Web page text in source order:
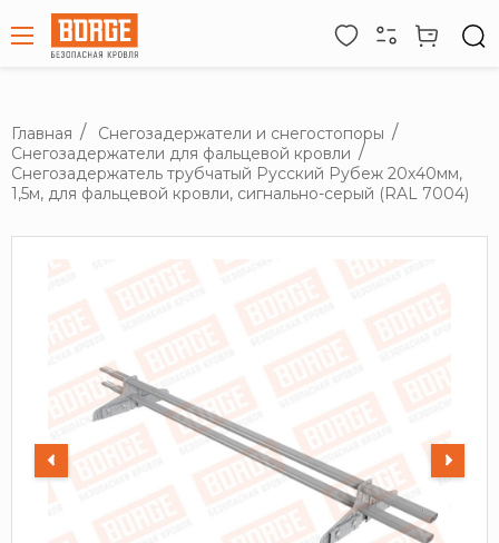
Главная
Снегозадержатели и снегостопоры
Снегозадержатели для фальцевой кровли
Снегозадержатель трубчатый Русский Рубеж 20х40мм,
1,5м, для фальцевой кровли, сигнально-серый (RAL 7004)